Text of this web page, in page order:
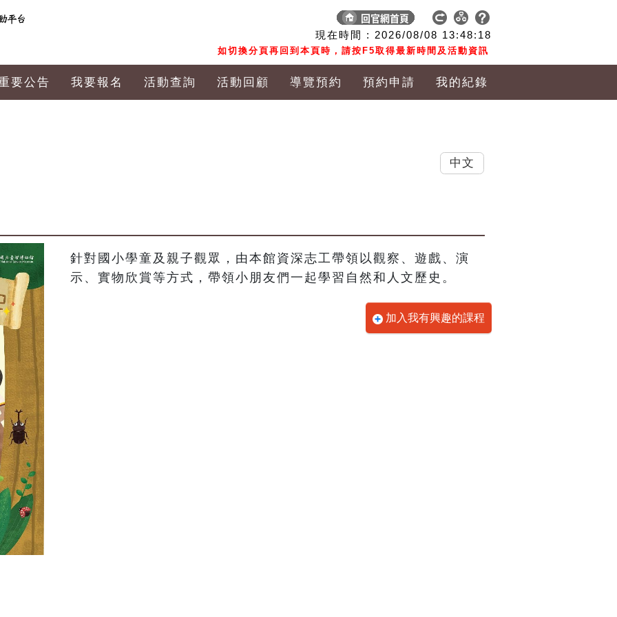
現在時間 : 2026/08/08 13:48:18
如切換分頁再回到本頁時，請按F5取得最新時間及活動資訊
要公告 我要報名 活動查詢 活動回顧 導覽預約 預約申請 我的紀錄
針對國小學童及親子觀眾，由本館資深志工帶領以觀察、遊戲、演
示、實物欣賞等方式，帶領小朋友們一起學習自然和人文歷史。
加入我有興趣的課程